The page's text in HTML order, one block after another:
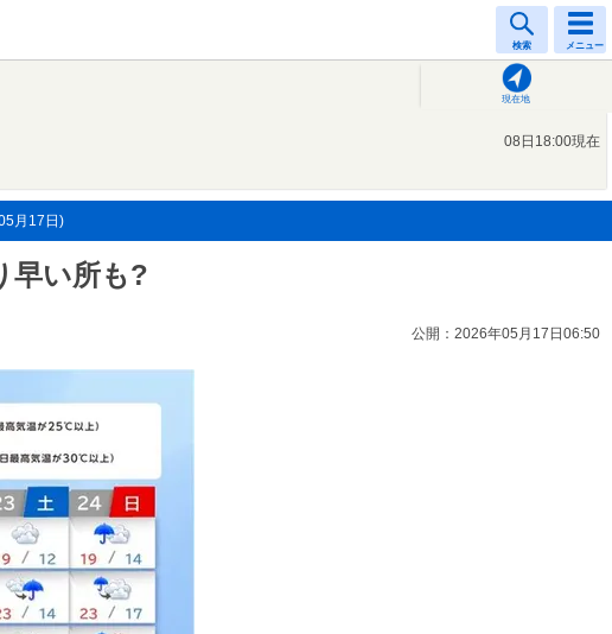
検索 メニュー
現在地
08日18:00現在
月17日)
早い所も?
公開：2026年05月17日06:50